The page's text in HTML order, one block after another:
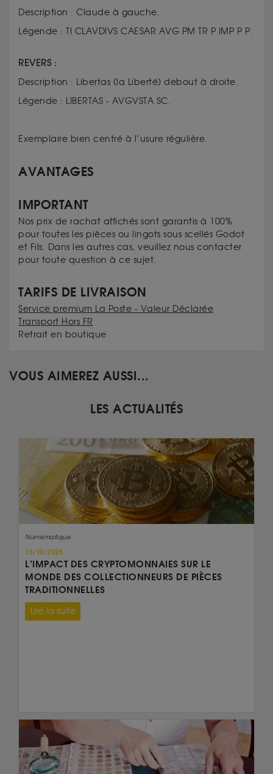
Description : Claude à gauche.
Légende : TI CLAVDIVS CAESAR AVG PM TR P IMP P P.
REVERS :
Description : Libertas (la Liberté) debout à droite.
Légende : LIBERTAS - AVGVSTA SC.
Exemplaire bien centré à l’usure régulière.
AVANTAGES
IMPORTANT
Nos prix de rachat affichés sont garantis à 100%
pour toutes les pièces ou lingots sous scellés Godot
et Fils. Dans les autres cas, veuillez nous contacter
pour toute question à ce sujet.
TARIFS DE LIVRAISON
Service premium La Poste - Valeur Déclarée
Transport Hors FR
Retrait en boutique
VOUS AIMEREZ AUSSI...
LES ACTUALITÉS
Numismatique
15/10/2025
L’IMPACT DES CRYPTOMONNAIES SUR LE
MONDE DES COLLECTIONNEURS DE PIÈCES
TRADITIONNELLES
Lire la suite